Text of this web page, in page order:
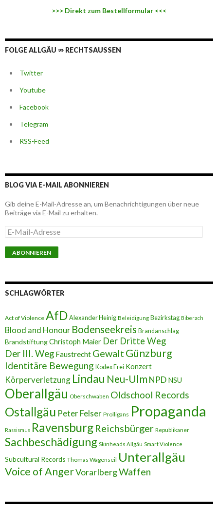
>>> Direkt zum Bestellformular <<<
FOLGE ALLGÄU ⇏ RECHTSAUSSEN
Twitter
Youtube
Facebook
Telegram
RSS-Feed
BLOG VIA E-MAIL ABONNIEREN
Gib deine E-Mail-Adresse an, um Benachrichtigungen über neue
Beiträge via E-Mail zu erhalten.
E
-
M
a
-
A
e
s
s
e
SCHLAGWÖRTER
Act of Violence AfDAlexander Heinig Beleidigung Bezirkstag Biberach
Blood and Honour Bodenseekreis Brandanschlag
BrandstiftungChristoph Maier Der Dritte Weg
Der III. Weg Faustrecht Gewalt Günzburg
Identitäre Bewegung Kodex Frei Konzert
Körperverletzung Lindau Neu-Ulm NPD NSU
Oberallgäu Oberschwaben Oldschool Records
Ostallgäu Peter Felser Prolligans Propaganda
Rassismus Ravensburg Reichsbürger Republikaner
Sachbeschädigung Skinheads Allgäu Smart Violence
Subcultural Records Thomas Wagenseil Unterallgäu
Voice of AngerVorarlbergWaffen